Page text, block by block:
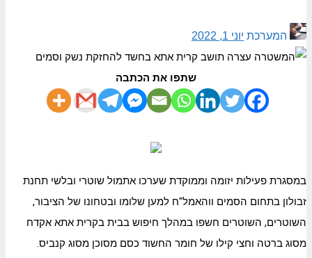
המערכת יוני 1, 2022
שתפו את הכתבה
במסגרת פעילות יזומה וממוקדת שערכו אתמול שוטרי ובלשי תחנת
זבולון בתחום הסמים ווהאמל"ח למען שלומו ובטחונו של הציבור,
השוטרים, השוטרים חשפו במהלך חיפוש בבית בקרית אתא אקדח
מסוג ברטה וחצי קילו של חומר החשוד כסם מסוכן מסוג קנביס.